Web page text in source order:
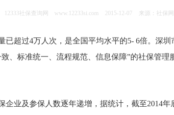
12333社保查询网 www.12233si.com 2015-12-07 来源：社保网
过4万人次，是全国平均水平的5- 6倍。深圳
、标准统一、流程规范、信息保障”的社保管理
及参保人数逐年递增，据统计，截至2014年